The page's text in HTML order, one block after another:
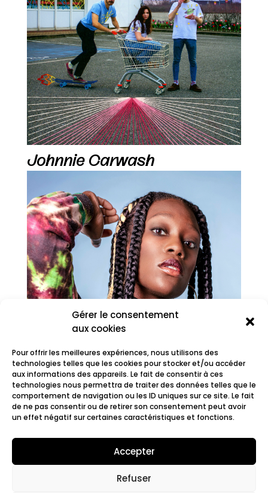
Gérer le consentement
aux cookies
Pour offrir les meilleures expériences, nous utilisons des
technologies telles que les cookies pour stocker et/ou accéder
aux informations des appareils. Le fait de consentir à ces
technologies nous permettra de traiter des données telles que le
comportement de navigation ou les ID uniques sur ce site. Le fait
de ne pas consentir ou de retirer son consentement peut avoir
un effet négatif sur certaines caractéristiques et fonctions.
Accepter
Refuser
Johnnie Carwash
Juste Shani
Mentions légales. Cookies